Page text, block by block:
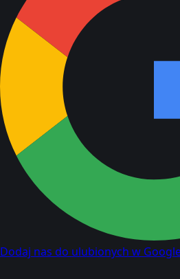
Dodaj nas do ulubionych w